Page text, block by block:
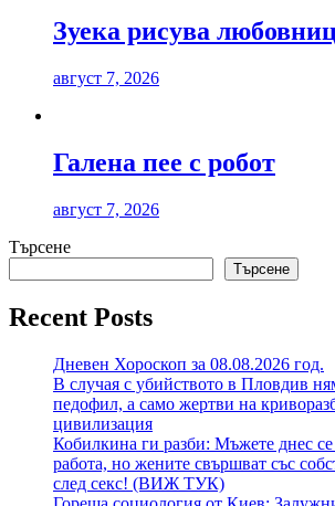
Зуека рисува
август 7, 2026
Галена пее с робот
август 7, 2026
Търсене
Търсене
Recent Posts
Дневен Хороскоп за 08.08.2026 год.
В случая с убийството в Пловдив
педофил, а само жертви на
цивилизация
Кобилкина ги разби: Мъжете днес се
работа, но жените свършват със
след секс! (ВИЖ ТУК)